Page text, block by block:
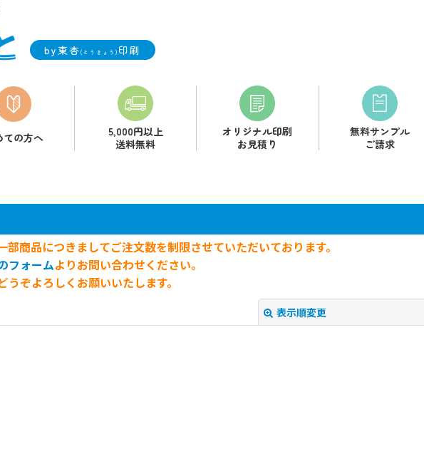
by東杏 (とうきょう) 印刷
ての方へ
5,000円以上
送料無料
オリジナル印刷
お見積り
無料サンプル
ご請求
商品につきましてご注文数を制限させていただいております。
フォームよりお問い合わせください。
ぞよろしくお願いいたします。
表示順変更